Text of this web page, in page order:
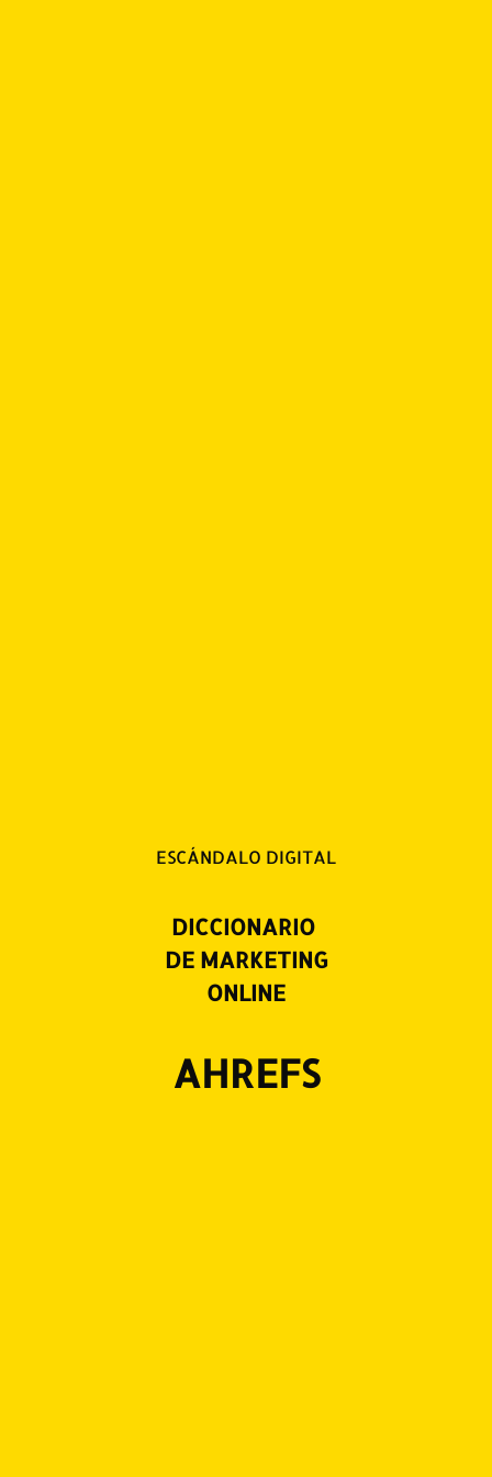
ESCÁNDALO DIGITAL
DICCIONARIO
DE MARKETING
ONLINE
AHREFS